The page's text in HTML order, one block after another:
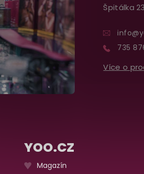
Špitálka
735
Více o
YOO.CZ
Magazín